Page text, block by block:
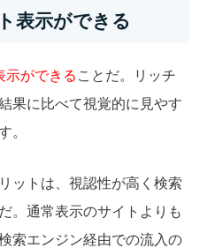
表示ができる
示ができる ことだ。リッチ
果に比べて視覚的に見やす
。
ットは、視認性が高く検索
。通常表示のサイトよりも
索エンジン経由での流入の